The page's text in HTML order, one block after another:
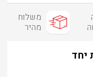
משלוח
מהיר
יחד